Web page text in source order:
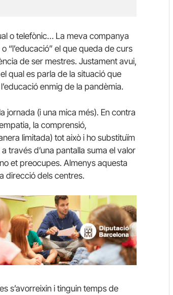
o telefònic… La meva companya
“l’educació” el que queda de curs
de ser mestres. Justament avui,
qual es parla de la situació que
enmig de la pandèmia.
jornada (i una mica més). En contra
la comprensió,
limitada) tot això i ho substituïm
través d’una pantalla suma el valor
et preocupes. Almenys aquesta
direcció dels centres.
s’avorreixin i tinguin temps de